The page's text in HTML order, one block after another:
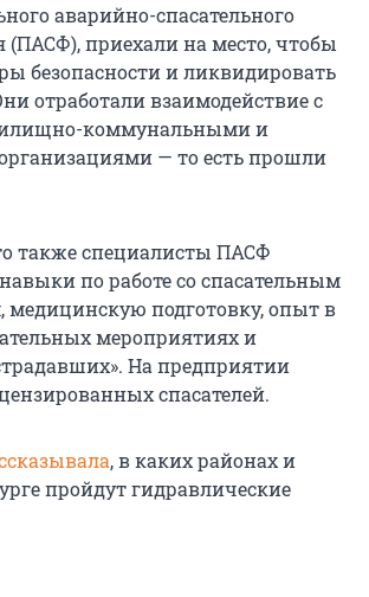
аварийно-спасательного
приехали на место, чтобы
безопасности и ликвидировать
отработали взаимодействие с
коммунальными и
— то есть прошли
также специалисты ПАСФ
по работе со спасательным
медицинскую подготовку, опыт в
мероприятиях и
На предприятии
спасателей.
, в каких районах и
пройдут гидравлические